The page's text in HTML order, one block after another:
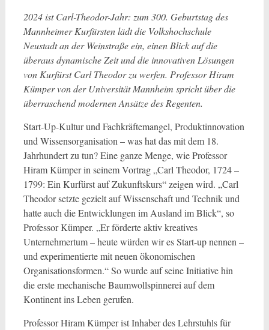
2024 ist Carl-Theodor-Jahr: zum 300. Geburtstag des
Mannheimer Kurfürsten lädt die Volkshochschule
Neustadt an der Weinstraße ein, einen Blick auf die
überaus dynamische Zeit und die innovativen Lösungen
von Kurfürst Carl Theodor zu werfen. Professor Hiram
Kümper von der Universität Mannheim spricht über die
überraschend modernen Ansätze des Regenten.
Start-Up-Kultur und Fachkräftemangel, Produktinnovation
und Wissensorganisation – was hat das mit dem 18.
Jahrhundert zu tun? Eine ganze Menge, wie Professor
Hiram Kümper in seinem Vortrag „Carl Theodor, 1724 –
1799: Ein Kurfürst auf Zukunftskurs“ zeigen wird. „Carl
Theodor setzte gezielt auf Wissenschaft und Technik und
hatte auch die Entwicklungen im Ausland im Blick“, so
Professor Kümper. „Er förderte aktiv kreatives
Unternehmertum – heute würden wir es Start-up nennen –
und experimentierte mit neuen ökonomischen
Organisationsformen.“ So wurde auf seine Initiative hin
die erste mechanische Baumwollspinnerei auf dem
Kontinent ins Leben gerufen.
Professor Hiram Kümper ist Inhaber des Lehrstuhls für